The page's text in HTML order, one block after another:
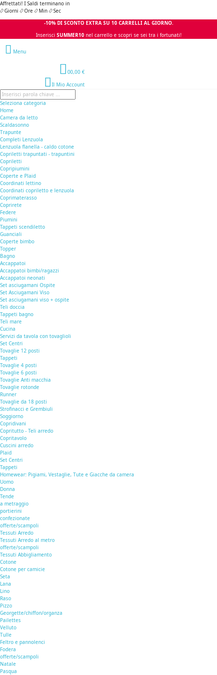
Affrettati! I Saldi terminano in
Giorni
Ore Min
Sec
-10% DI SCONTO EXTRA SU 10 CARRELLI AL GIORNO.
Inserisci SUMMER10 nel carrello e scopri se sei tra i fortunati!
Menu
00,00 €
Il Mio Account
Seleziona categoria
Home
Camera da letto
Scaldasonno
Trapunte
Completi Lenzuola
Lenzuola flanella - caldo cotone
Copriletti trapuntati - trapuntini
Copriletti
Copripiumini
Coperte e Plaid
Coordinati lettino
Coordinati copriletto e lenzuola
Coprimaterasso
Coprirete
Federe
Piumini
Tappeti scendiletto
Guanciali
Coperte bimbo
Topper
Bagno
Accappatoi
Accappatoi bimbi/ragazzi
Accappatoi neonati
Set asciugamani Ospite
Set Asciugamani Viso
Set asciugamani viso + ospite
Teli doccia
Tappeti bagno
Teli mare
Cucina
Servizi da tavola con tovaglioli
Set Centri
Tovaglie 12 posti
Tappeti
Tovaglie 4 posti
Tovaglie 6 posti
Tovaglie Anti macchia
Tovaglie rotonde
Runner
Tovaglie da 18 posti
Strofinacci e Grembiuli
Soggiorno
Copridivani
Copritutto - Teli arredo
Copritavolo
Cuscini arredo
Plaid
Set Centri
Tappeti
Homewear: Pigiami, Vestaglie, Tute e Giacche da camera
Uomo
Donna
Tende
a metraggio
portierini
confezionate
offerte/scampoli
Tessuti Arredo
Tessuti Arredo al metro
offerte/scampoli
Tessuti Abbigliamento
Cotone
Cotone per camicie
Seta
Lana
Lino
Raso
Pizzo
Georgette/chiffon/organza
Pailettes
Velluto
Tulle
Feltro e pannolenci
Fodera
offerte/scampoli
Natale
Pasqua